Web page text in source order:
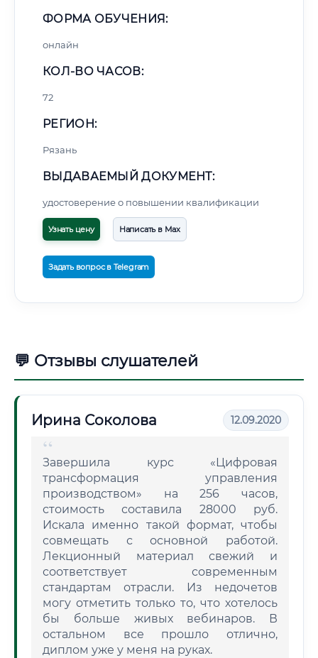
ФОРМА ОБУЧЕНИЯ:
онлайн
КОЛ-ВО ЧАСОВ:
72
РЕГИОН:
Рязань
ВЫДАВАЕМЫЙ ДОКУМЕНТ:
удостоверение о повышении квалификации
Узнать цену Написать в Max
Задать вопрос в Telegram
💬 Отзывы слушателей
Ирина Соколова 12.09.2020
Завершила курс «Цифровая
трансформация управления
производством» на 256 часов,
стоимость составила 28000 руб.
Искала именно такой формат, чтобы
совмещать с основной работой.
Лекционный материал свежий и
соответствует современным
стандартам отрасли. Из недочетов
могу отметить только то, что хотелось
бы больше живых вебинаров. В
остальном все прошло отлично,
диплом уже у меня на руках.